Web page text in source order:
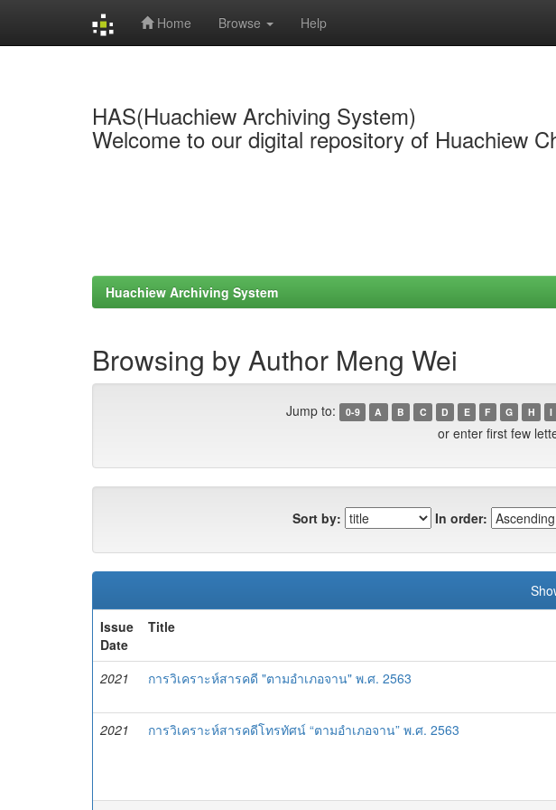
Home Browse Help
HAS(Huachiew Archiving System)
Welcome to our digital repository of Huachiew
Huachiew Archiving System
Browsing by Author Meng Wei
Jump to: 0-9 A B C D E F G H I
or enter first few
Sort by: In order:
Issue
Date
Title
2021 การวิเคราะห์สารคดี "ตามอำเภอจาน" พ.ศ. 2563
2021
การวิเคราะห์สารคดีโทรทัศน์ “ตามอำเภอจาน” พ.ศ. 2563